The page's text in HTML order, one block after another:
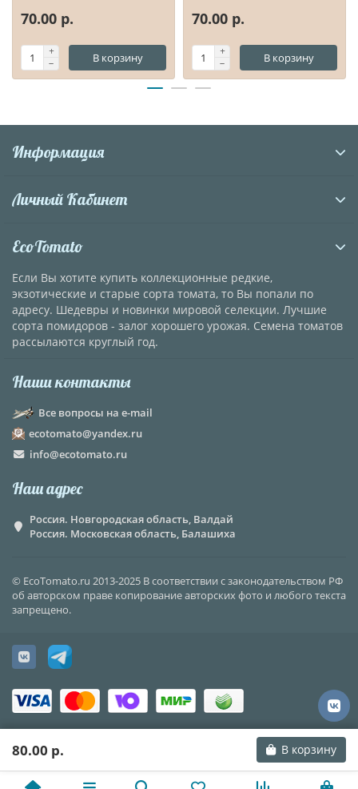
70.00 р.
В корзину
70.00 р.
В корзину
Информация
Личный Кабинет
EcoTomato
Если Вы хотите купить коллекционные редкие,
экзотические и старые сорта томата, то Вы попали по
адресу. Шедевры и новинки мировой селекции. Лучшие
сорта помидоров - залог хорошего урожая. Семена томатов
рассылаются круглый год.
Наши контакты
Все вопросы на e-mail
ecotomato@yandex.ru
info@ecotomato.ru
Наш адрес
Россия. Новгородская область, Валдай
Россия. Московская область, Балашиха
© EcoTomato.ru 2013-2025 В соответствии с законодательством РФ
об авторском праве копирование авторских фото и любого текста
запрещено.
80.00 р. В корзину